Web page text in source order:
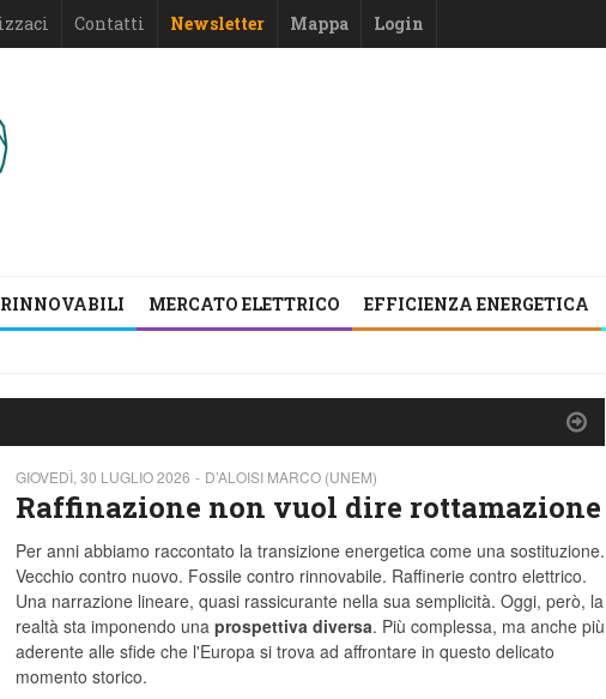
Contatti Newsletter Mappa Login
MERCATO ELETTRICO EFFICIENZA ENERGETICA
GIOVEDÌ, 30 LUGLIO 2026 D’ALOISI MARCO (UNEM)
Raffinazione non vuol dire rottamazione
Per anni abbiamo raccontato la transizione energetica come una sostituzione.
Vecchio contro nuovo. Fossile contro rinnovabile. Raffinerie contro elettrico.
Una narrazione lineare, quasi rassicurante nella sua semplicità. Oggi, però, la
realtà sta imponendo una prospettiva diversa. Più complessa, ma anche più
aderente alle sfide che l'Europa si trova ad affrontare in questo delicato
momento storico.